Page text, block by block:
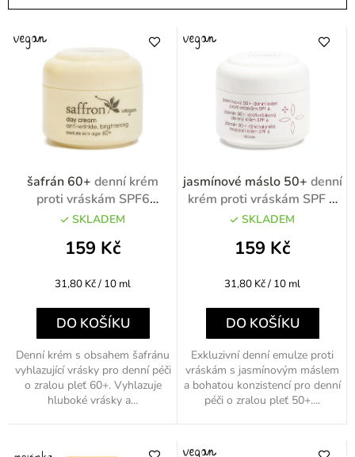
e
šafrán 60+ denní krém
proti vráskám SPF6
rozjasňující 50ml
SKLADEM
159 Kč
Měrná
31,80 Kč / 10 ml
DO KOŠÍKU
Denní krém s obsahem šafránu
vyhlazující vrásky pro denní péči
o zralou pleť 60+. Vyhlazuje
hluboké vrásky a...
jasmínové máslo 50+ denní
krém proti vráskám SPF 6
50ml
SKLADEM
159 Kč
Měrná
31,80 Kč / 10 ml
DO KOŠÍKU
Exkluzivní denní emulze proti
vráskám s jasmínovým máslem
a bohatou konzistencí pro denní
péči o zralou pleť 50+....